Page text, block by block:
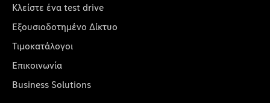
Κλείστε ένα test drive
Εξουσιοδοτημένο Δίκτυο
Τιμοκατάλογοι
Επικοινωνία
Business Solutions